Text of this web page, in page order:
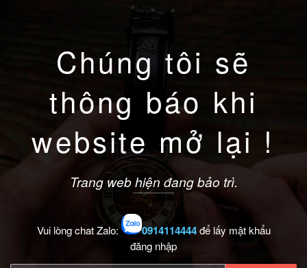
Chúng tôi sẽ
thông báo khi
website mở lại !
Trang web hiện đang bảo trì.
Vui lòng chat Zalo: 0914114444để lấy mật khẩu
đăng nhập